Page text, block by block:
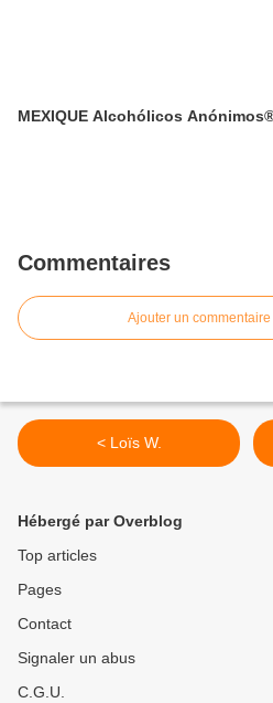
MEXIQUE Alcohólicos
Commentaires
Ajouter un commentaire
< Loïs W.
Hébergé par Overblog
Top articles
Pages
Contact
Signaler un abus
C.G.U.